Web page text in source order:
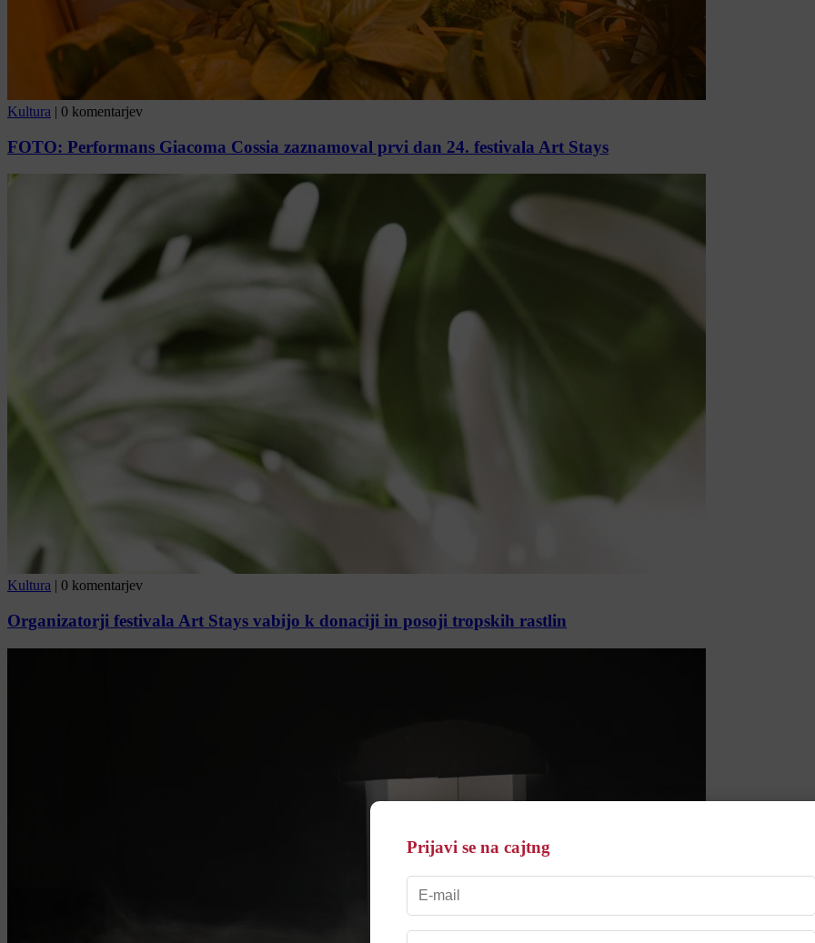
Kultura | 0 komentarjev
FOTO: Performans Giacoma Cossia zaznamoval prvi dan 24. festivala Art Stays
Kultura 0 komentarjev
Organizatorji festivala Art Stays vabijo k donaciji in posoji tropskih rastlin
Prijavi se na cajtng